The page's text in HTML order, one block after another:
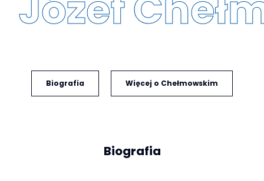
fot. L. Pękalski
Biografia Więcej o Chełmowskim
Biografia